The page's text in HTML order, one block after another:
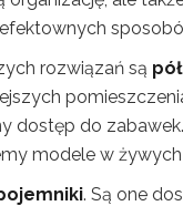
rozwiązań są
dostęp do
modele w
. Są one